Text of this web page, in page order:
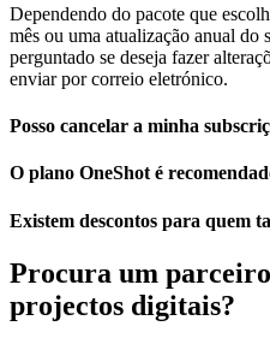
Dependendo do pacote que
mês ou uma atualização anual do
perguntado se deseja fazer
enviar por correio eletrónico.
Posso cancelar a minha
O plano OneShot é
Existem descontos para quem
Procura um parceiro
projectos digitais?